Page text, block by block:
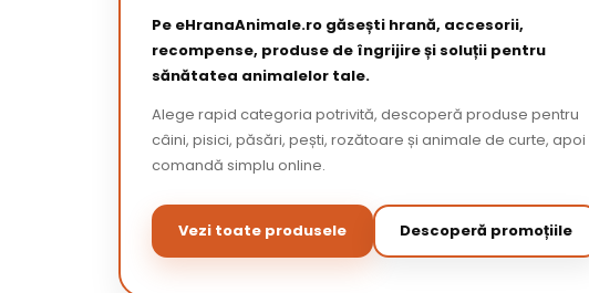
Pe eHranaAnimale.ro găsești hrană, accesorii,
recompense, produse de îngrijire și soluții pentru
sănătatea animalelor tale.
Alege rapid categoria potrivită, descoperă produse pentru
câini, pisici, păsări, pești, rozătoare și animale de curte, apoi
comandă simplu online.
Vezi toate produsele Descoperă promoțiile